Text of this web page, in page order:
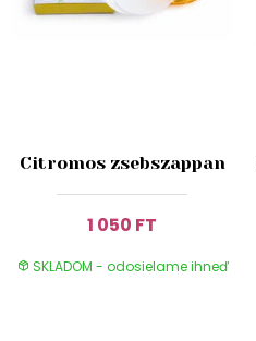
Citromos zsebszappan
1 050 FT
SKLADOM - odosielame ihneď